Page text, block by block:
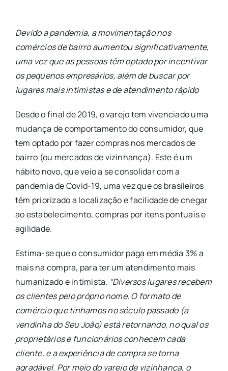
Devido a pandemia, a movimentação nos
comércios de bairro aumentou significativamente,
uma vez que as pessoas têm optado por incentivar
os pequenos empresários, além de buscar por
lugares mais intimistas e de atendimento rápido
Desde o final de 2019, o varejo tem vivenciado uma
mudança de comportamento do consumidor, que
tem optado por fazer compras nos mercados de
bairro (ou mercados de vizinhança). Este é um
hábito novo, que veio a se consolidar com a
pandemia de Covid-19, uma vez que os brasileiros
têm priorizado a localização e facilidade de chegar
ao estabelecimento, compras por itens pontuais e
agilidade.
Estima-se que o consumidor paga em média 3% a
mais na compra, para ter um atendimento mais
humanizado e intimista. “Diversos lugares recebem
os clientes pelo próprio nome. O formato de
comércio que tínhamos no século passado (a
vendinha do Seu João) está retornando, no qual os
proprietários e funcionários conhecem cada
cliente, e a experiência de compra se torna
agradável. Por meio do varejo de vizinhança, o